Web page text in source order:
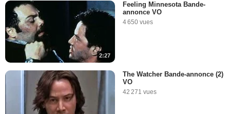
2:27
Feeling Minnesota Bande-
annonce VO
4 650 vues
The Watcher Bande-annonce (2)
VO
42 271 vues